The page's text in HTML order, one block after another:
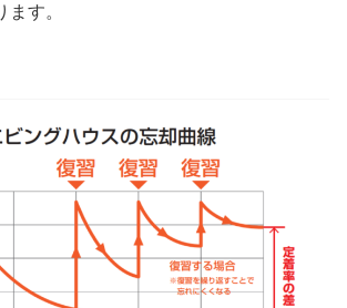
す。